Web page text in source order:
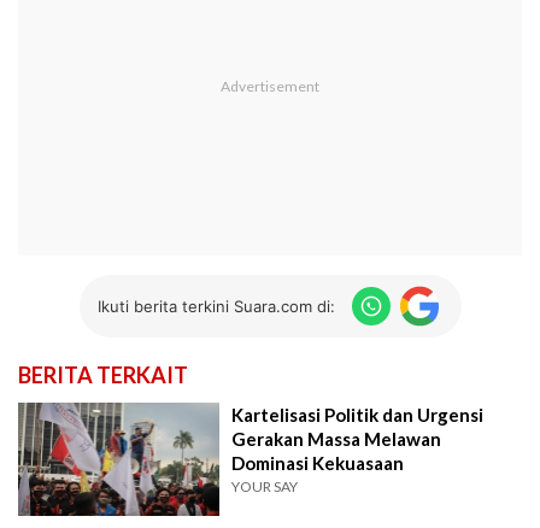
Ikuti berita terkini Suara.com di:
BERITA TERKAIT
Kartelisasi Politik dan Urgensi
Gerakan Massa Melawan
Dominasi Kekuasaan
YOUR SAY